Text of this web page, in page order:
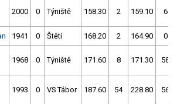
2000 0 Týniště 158.30 2 159.10 6
1941 0 Štětí 168.20 2 164.90 0
1968 0 Týniště 171.60 8 171.30 58
1993 0 VS Tábor 187.60 54 228.80 56